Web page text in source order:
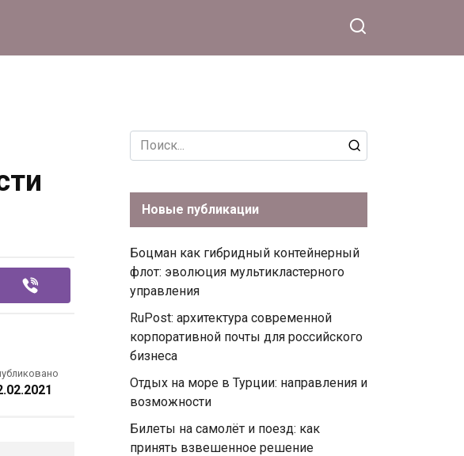
Search
for:
Новые публикации
Боцман как гибридный контейнерный
флот: эволюция мультикластерного
управления
RuPost: архитектура современной
корпоративной почты для российского
бизнеса
Отдых на море в Турции: направления и
возможности
Билеты на самолёт и поезд: как
принять взвешенное решение